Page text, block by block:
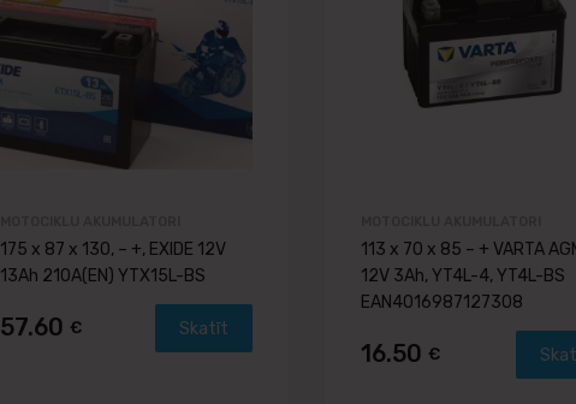
175 x 87 x 130, – +, EXIDE 12V
13Ah 210A(EN) YTX15L-BS
57.60 € Skatīt
113 x 70 x 85 – + VARTA
12V 3Ah, YT4L-4, YT4L-BS
EAN4016987127308
16.50 €